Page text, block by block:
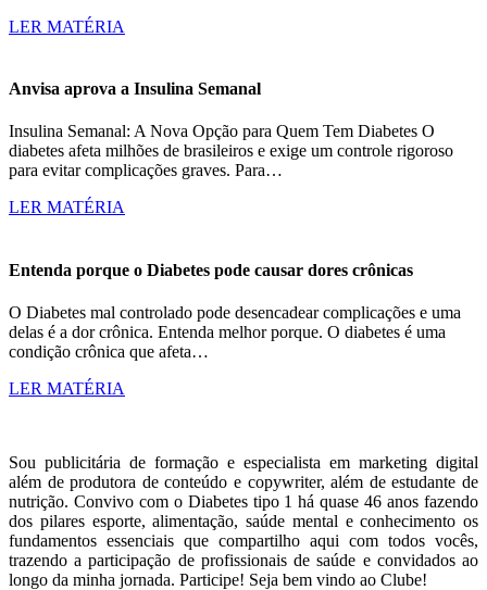
LER MATÉRIA
Anvisa aprova a Insulina Semanal
Insulina Semanal: A Nova Opção para Quem Tem Diabetes O
diabetes afeta milhões de brasileiros e exige um controle rigoroso
para evitar complicações graves. Para…
LER MATÉRIA
Entenda porque o Diabetes pode causar dores crônicas
O Diabetes mal controlado pode desencadear complicações e uma
delas é a dor crônica. Entenda melhor porque. O diabetes é uma
condição crônica que afeta…
LER MATÉRIA
Sou publicitária de formação e especialista em marketing digital
além de produtora de conteúdo e copywriter, além de estudante de
nutrição. Convivo com o Diabetes tipo 1 há quase 46 anos fazendo
dos pilares esporte, alimentação, saúde mental e conhecimento os
fundamentos essenciais que compartilho aqui com todos vocês,
trazendo a participação de profissionais de saúde e convidados ao
longo da minha jornada. Participe! Seja bem vindo ao Clube!